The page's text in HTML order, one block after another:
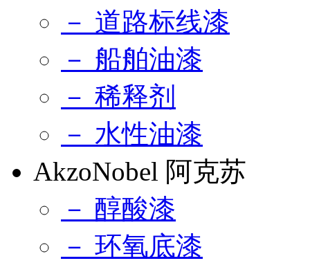
－ 道路标线漆
－ 船舶油漆
－ 稀释剂
－ 水性油漆
AkzoNobel 阿克苏
－ 醇酸漆
－ 环氧底漆